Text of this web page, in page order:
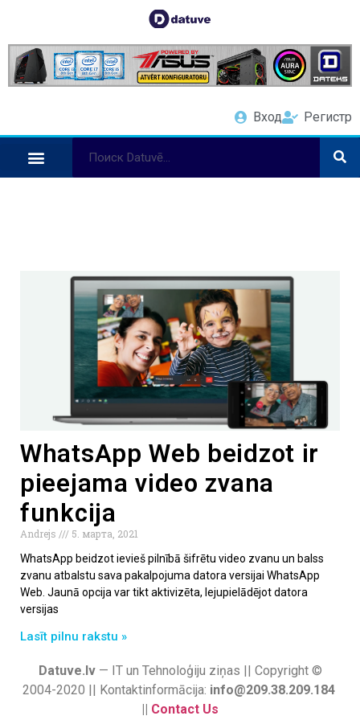
Вход Регистр
WhatsApp Web beidzot ir
pieejama video zvana
funkcija
Andrejs
5. марта, 2021
WhatsApp beidzot ievieš pilnībā šifrētu video zvanu un balss
zvanu atbalstu sava pakalpojuma datora versijai WhatsApp
Web. Jaunā opcija var tikt aktivizēta, lejupielādējot datora
versijas
Lasīt pilnu rakstu »
Datuve.lv— IT un Tehnoloģiju ziņas || Copyright ©
2004-2020 || Kontaktinformācija: info@209.38.209.184
|| Contact Us